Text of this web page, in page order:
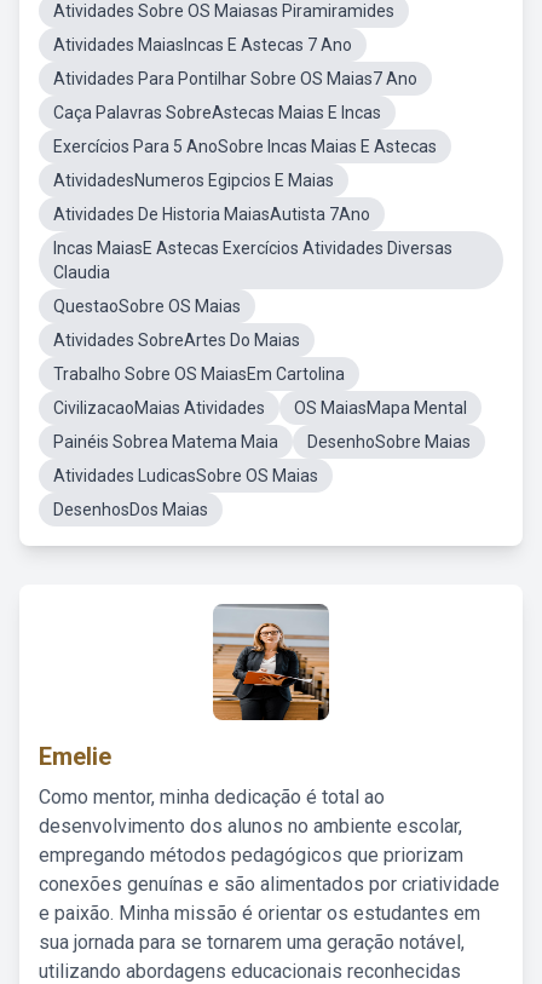
Atividades Sobre OS Maiasas Piramiramides
Atividades MaiasIncas E Astecas 7 Ano
Atividades Para Pontilhar Sobre OS Maias7 Ano
Caça Palavras SobreAstecas Maias E Incas
Exercícios Para 5 AnoSobre Incas Maias E Astecas
AtividadesNumeros Egipcios E Maias
Atividades De Historia MaiasAutista 7Ano
Incas MaiasE Astecas Exercícios Atividades Diversas
Claudia
QuestaoSobre OS Maias
Atividades SobreArtes Do Maias
Trabalho Sobre OS MaiasEm Cartolina
CivilizacaoMaias Atividades
OS MaiasMapa Mental
Painéis Sobrea Matema Maia
DesenhoSobre Maias
Atividades LudicasSobre OS Maias
DesenhosDos Maias
Emelie
Como mentor, minha dedicação é total ao
desenvolvimento dos alunos no ambiente escolar,
empregando métodos pedagógicos que priorizam
conexões genuínas e são alimentados por criatividade
e paixão. Minha missão é orientar os estudantes em
sua jornada para se tornarem uma geração notável,
utilizando abordagens educacionais reconhecidas